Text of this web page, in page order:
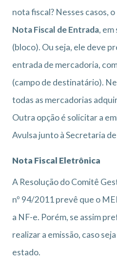
nota fiscal? Nesses casos,
Nota Fiscal de Entrada,
(bloco). Ou seja, ele deve
entrada de mercadoria,
(campo de destinatário).
todas as mercadorias
Outra opção é solicitar a
Avulsa junto à Secretaria
Nota Fiscal Eletrônica
A Resolução do Comitê
nº 94/2011 prevê que o
a NF-e. Porém, se assim
realizar a emissão, caso
estado.